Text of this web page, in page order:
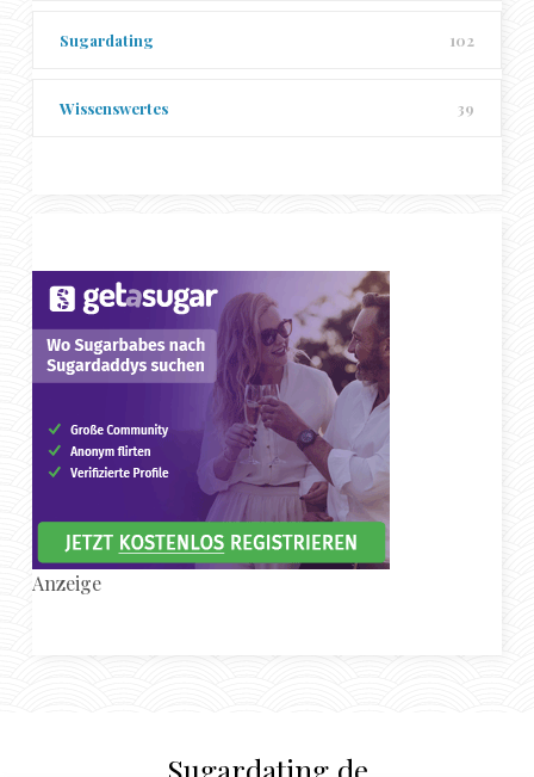
Sugardating 102
Wissenswertes 39
Anzeige